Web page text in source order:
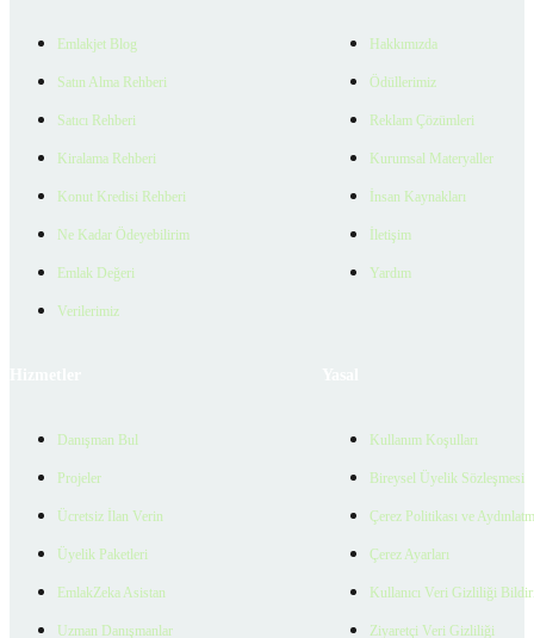
Emlakjet Blog
Satın Alma Rehberi
Satıcı Rehberi
Kiralama Rehberi
Konut Kredisi Rehberi
Ne Kadar Ödeyebilirim
Emlak Değeri
Verilerimiz
Hakkımızda
Ödüllerimiz
Reklam Çözümleri
Kurumsal Materyaller
İnsan Kaynakları
İletişim
Yardım
Danışman Bul
Projeler
Ücretsiz İlan Verin
Üyelik Paketleri
EmlakZeka Asistan
Uzman Danışmanlar
Kullanım Koşulları
Bireysel Üyelik Sözleşmesi
Çerez Politikası ve
Çerez Ayarları
Kullanıcı Veri Gizliliği
Ziyaretçi Veri Gizliliği